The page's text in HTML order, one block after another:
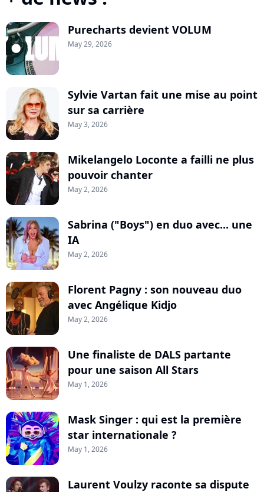
Purecharts devient VOLUM
May 29, 2026
Sylvie Vartan fait une mise au point
sur sa carrière
May 3, 2026
Mikelangelo Loconte a failli ne plus
pouvoir chanter
May 2, 2026
Sabrina ("Boys") en duo avec... une
IA
May 2, 2026
Florent Pagny : son nouveau duo
avec Angélique Kidjo
May 2, 2026
Une finaliste de DALS partante
pour une saison All Stars
May 1, 2026
Mask Singer : qui est la première
star internationale ?
May 1, 2026
Laurent Voulzy raconte sa dispute